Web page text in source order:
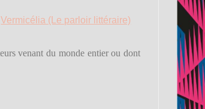
Vermicélia (Le parloir littéraire)
venant du monde entier ou dont